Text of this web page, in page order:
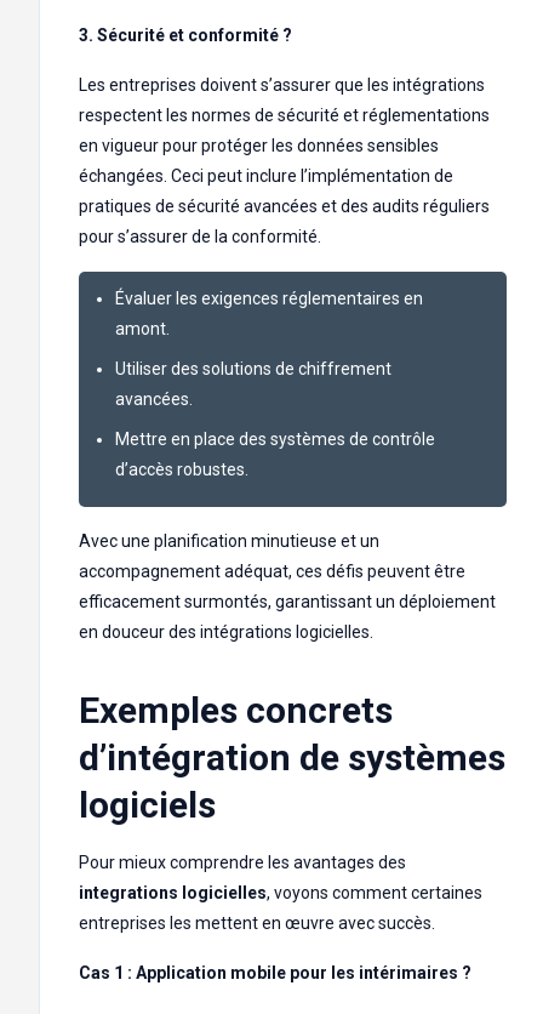
3. Sécurité et conformité ?
Les entreprises doivent s’assurer que les intégrations
respectent les normes de sécurité et réglementations
en vigueur pour protéger les données sensibles
échangées. Ceci peut inclure l’implémentation de
pratiques de sécurité avancées et des audits réguliers
pour s’assurer de la conformité.
Évaluer les exigences réglementaires en
amont.
Utiliser des solutions de chiffrement
avancées.
Mettre en place des systèmes de contrôle
d’accès robustes.
Avec une planification minutieuse et un
accompagnement adéquat, ces défis peuvent être
efficacement surmontés, garantissant un déploiement
en douceur des intégrations logicielles.
Exemples concrets
d’intégration de systèmes
logiciels
Pour mieux comprendre les avantages des
integrations logicielles, voyons comment certaines
entreprises les mettent en œuvre avec succès.
Cas 1 : Application mobile pour les intérimaires ?